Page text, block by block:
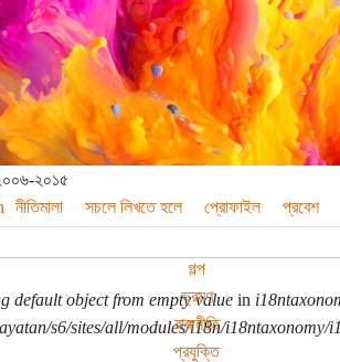
২০১৫
নীতিমালা সচলে লিখতে হলে প্রোফাইল প্রবেশ
গল্প
ভ্রমণ
রাজনীতি
প্রযুক্তি
default object from empty valuein
s6/sites/all/modules/i18n/i18ntaxonomy/